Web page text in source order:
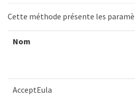
Cette méthode présente les
Nom
AcceptEula